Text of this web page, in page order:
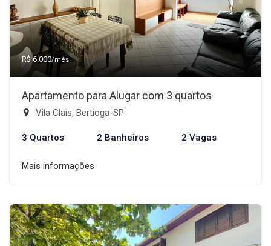
R$ 6.000/mês
Apartamento para Alugar com 3 quartos
Vila Clais, Bertioga-SP
3 Quartos 2 Banheiros 2 Vagas
Mais informações